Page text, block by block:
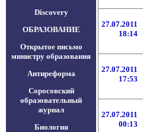
Discovery
ОБРАЗОВАНИЕ
Открытое письмо
министру образования
Антиреформа
Соросовский
образовательный
журнал
Биология
27.07.2011
18:14
27.07.2011
17:53
27.07.2011
00:13